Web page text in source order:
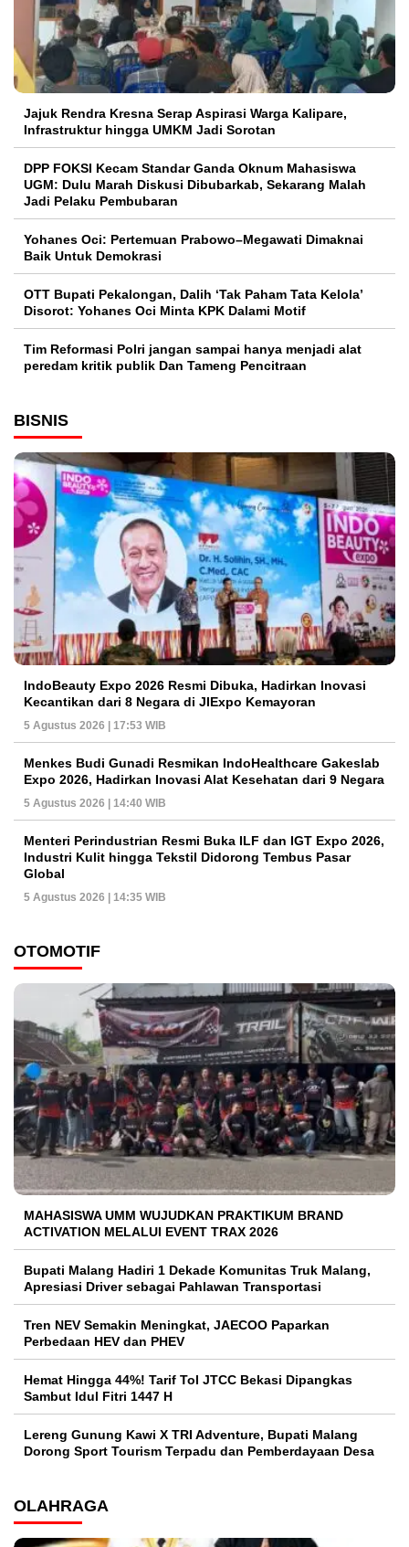
Jajuk Rendra Kresna Serap Aspirasi Warga Kalipare,
Infrastruktur hingga UMKM Jadi Sorotan
DPP FOKSI Kecam Standar Ganda Oknum Mahasiswa
UGM: Dulu Marah Diskusi Dibubarkab, Sekarang Malah
Jadi Pelaku Pembubaran
Yohanes Oci: Pertemuan Prabowo–Megawati Dimaknai
Baik Untuk Demokrasi
OTT Bupati Pekalongan, Dalih ‘Tak Paham Tata Kelola’
Disorot: Yohanes Oci Minta KPK Dalami Motif
Tim Reformasi Polri jangan sampai hanya menjadi alat
peredam kritik publik Dan Tameng Pencitraan
BISNIS
IndoBeauty Expo 2026 Resmi Dibuka, Hadirkan Inovasi
Kecantikan dari 8 Negara di JIExpo Kemayoran
5 Agustus 2026 | 17:53 WIB
Menkes Budi Gunadi Resmikan IndoHealthcare Gakeslab
Expo 2026, Hadirkan Inovasi Alat Kesehatan dari 9 Negara
5 Agustus 2026 | 14:40 WIB
Menteri Perindustrian Resmi Buka ILF dan IGT Expo 2026,
Industri Kulit hingga Tekstil Didorong Tembus Pasar
Global
5 Agustus 2026 | 14:35 WIB
OTOMOTIF
MAHASISWA UMM WUJUDKAN PRAKTIKUM BRAND
ACTIVATION MELALUI EVENT TRAX 2026
Bupati Malang Hadiri 1 Dekade Komunitas Truk Malang,
Apresiasi Driver sebagai Pahlawan Transportasi
Tren NEV Semakin Meningkat, JAECOO Paparkan
Perbedaan HEV dan PHEV
Hemat Hingga 44%! Tarif Tol JTCC Bekasi Dipangkas
Sambut Idul Fitri 1447 H
Lereng Gunung Kawi X TRI Adventure, Bupati Malang
Dorong Sport Tourism Terpadu dan Pemberdayaan Desa
OLAHRAGA